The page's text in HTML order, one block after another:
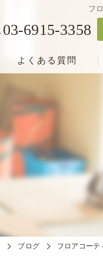
フ
03-6915-3358
よくある質問
ブログ フロアコーテ